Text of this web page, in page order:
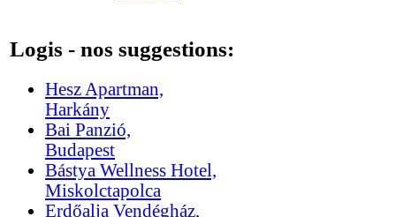
Logis - nos suggestions:
Hesz Apartman,
Harkány
Bai Panzió,
Budapest
Bástya Wellness Hotel,
Miskolctapolca
Erdőalja Vendégház,